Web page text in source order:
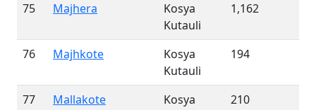
75 Majhera
Kosya
Kutauli
1,162
76 Majhkote
Kosya
Kutauli
194
77 Mallakote
Kosya
210